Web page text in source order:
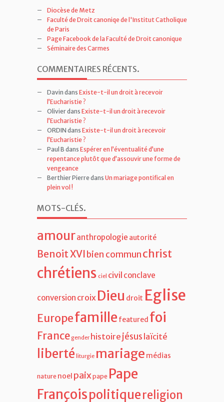
Diocèse de Metz
Faculté de Droit canoniqe de l'Institut Catholique
de Paris
Page Facebook de la Faculté de Droit canonique
Séminaire des Carmes
COMMENTAIRES RÉCENTS.
Davin dans Existe-t-il un droit à recevoir
l’Eucharistie ?
Olivierdans Existe-t-il un droit à recevoir
l’Eucharistie ?
ORDIN dans Existe-t-il un droit à recevoir
l’Eucharistie ?
Paul B dans Espérer en l’éventualité d’une
repentance plutôt que d’assouvir une forme de
vengeance
Berthier Pierredans Un mariage pontifical en
plein vol !
MOTS-CLÉS.
amouranthropologie autorité
Benoit XVIbien communchrist
chrétiens ciel civil conclave
conversion croix Dieu droit Eglise
Europefamille featured foi
Francegender histoire jésus laïcité
liberté liturgie mariage médias
nature noel paixpape Pape
Françoispolitiquereligion